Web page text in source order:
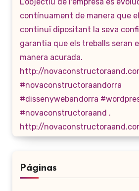
Páginas